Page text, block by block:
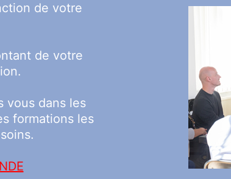
de votre
de votre
vous dans les
formations les